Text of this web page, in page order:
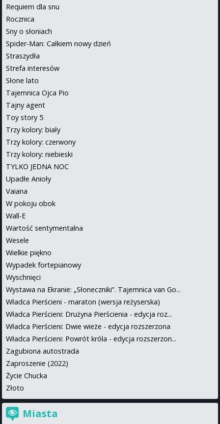
Requiem dla snu
Rocznica
Sny o słoniach
Spider-Man: Całkiem nowy dzień
Straszydła
Strefa interesów
Słone lato
Tajemnica Ojca Pio
Tajny agent
Toy story 5
Trzy kolory: biały
Trzy kolory: czerwony
Trzy kolory: niebieski
TYLKO JEDNA NOC
Upadłe Anioły
Vaiana
W pokoju obok
Wall-E
Wartość sentymentalna
Wesele
Wielkie piękno
Wypadek fortepianowy
Wyschnięci
Wystawa na Ekranie: „Słoneczniki”. Tajemnica van Go...
Władca Pierścieni - maraton (wersja reżyserska)
Władca Pierścieni: Drużyna Pierścienia - edycja roz...
Władca Pierścieni: Dwie wieże - edycja rozszerzona
Władca Pierścieni: Powrót króla - edycja rozszerzon...
Zagubiona autostrada
Zaproszenie (2022)
Życie Chucka
Złoto
Miasta